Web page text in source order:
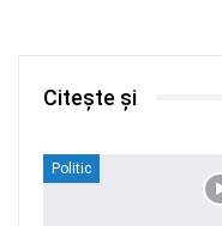
Citește și
Politic